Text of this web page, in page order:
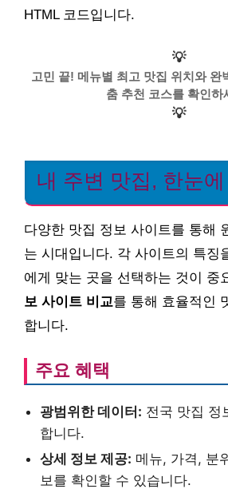
HTML 코드입니다.
💡
고민 끝! 메뉴별 최고 맛집 위치와 완
춤 추천 코스를 확인하
💡
내 주변 맛집, 한눈
다양한 맛집 정보 사이트를 통해
는 시대입니다. 각 사이트의 특징
에게 맞는 곳을 선택하는 것이 중
보 사이트 비교를 통해 효율적인
합니다.
주요 혜택
광범위한 데이터: 전국 맛집 정
합니다.
상세 정보 제공: 메뉴, 가격, 분
보를 확인할 수 있습니다.